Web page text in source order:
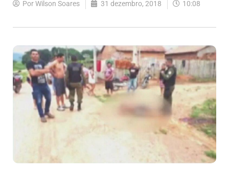
PorWilson Soares 31 dezembro, 2018 10:08